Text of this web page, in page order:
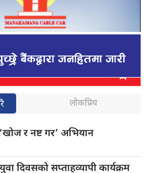
लोकप्रिय
‘खोजर नष्ट गर’ अभियान
युवादिवसको सप्ताहव्यापी कार्यक्रम